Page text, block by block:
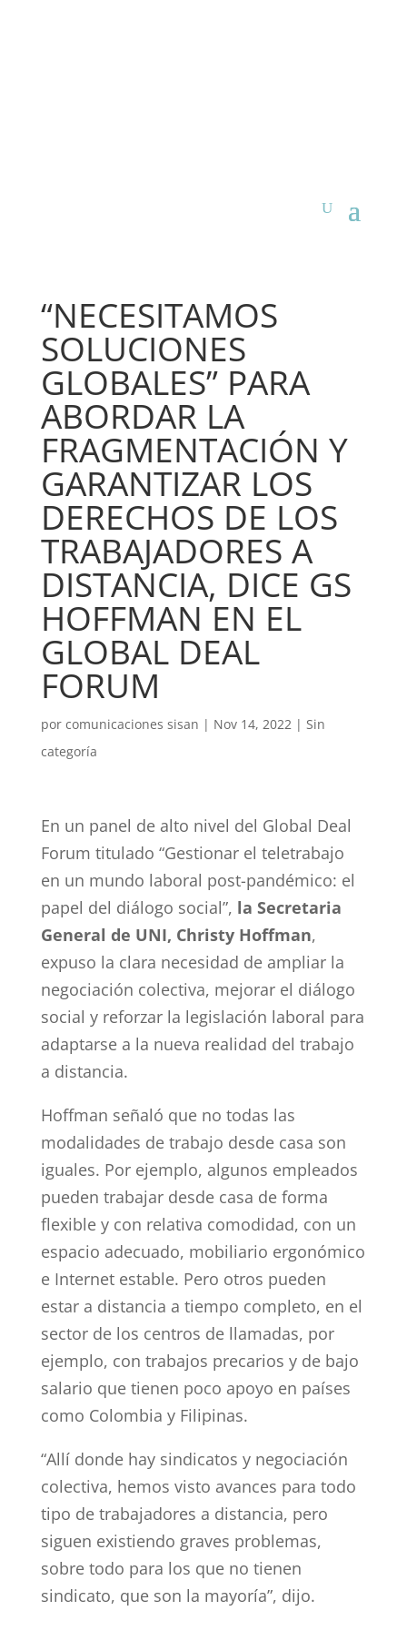
“NECESITAMOS
SOLUCIONES
GLOBALES” PARA
ABORDAR LA
FRAGMENTACIÓN Y
GARANTIZAR LOS
DERECHOS DE LOS
TRABAJADORES A
DISTANCIA, DICE GS
HOFFMAN EN EL
GLOBAL DEAL
FORUM
por comunicaciones sisan | Nov 14, 2022| Sin
categoría
En un panel de alto nivel del Global Deal
Forum titulado “Gestionar el teletrabajo
en un mundo laboral post-pandémico: el
papel del diálogo social”, la Secretaria
General de UNI, Christy Hoffman,
expuso la clara necesidad de ampliar la
negociación colectiva, mejorar el diálogo
social y reforzar la legislación laboral para
adaptarse a la nueva realidad del trabajo
a distancia.
Hoffman señaló que no todas las
modalidades de trabajo desde casa son
iguales. Por ejemplo, algunos empleados
pueden trabajar desde casa de forma
flexible y con relativa comodidad, con un
espacio adecuado, mobiliario ergonómico
e Internet estable. Pero otros pueden
estar a distancia a tiempo completo, en el
sector de los centros de llamadas, por
ejemplo, con trabajos precarios y de bajo
salario que tienen poco apoyo en países
como Colombia y Filipinas.
“Allí donde hay sindicatos y negociación
colectiva, hemos visto avances para todo
tipo de trabajadores a distancia, pero
siguen existiendo graves problemas,
sobre todo para los que no tienen
sindicato, que son la mayoría”, dijo.